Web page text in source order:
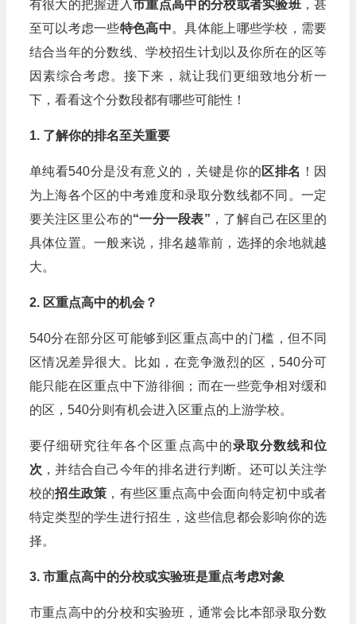
有很大的把握进入市重点高中的分校或者实验班 ，甚
至可以考虑一些特色高中。具体能上哪些学校，需要
结合当年的分数线、学校招生计划以及你所在的区等
因素综合考虑。接下来，就让我们更细致地分析一
下，看看这个分数段都有哪些可能性！
1. 了解你的排名至关重要
单纯看540分是没有意义的，关键是你的 区排名 ！因
为上海各个区的中考难度和录取分数线都不同。一定
要关注区里公布的“一分一段表” ，了解自己在区里的
具体位置。一般来说，排名越靠前，选择的余地就越
大。
2. 区重点高中的机会？
540分在部分区可能够到区重点高中的门槛，但不同
区情况差异很大。比如，在竞争激烈的区，540分可
能只能在区重点中下游徘徊；而在一些竞争相对缓和
的区，540分则有机会进入区重点的上游学校。
要仔细研究往年各个区重点高中的录取分数线和位
次 ，并结合自己今年的排名进行判断。还可以关注学
校的招生政策 ，有些区重点高中会面向特定初中或者
特定类型的学生进行招生，这些信息都会影响你的选
择。
3. 市重点高中的分校或实验班是重点考虑对象
市重点高中的分校和实验班，通常会比本部录取分数